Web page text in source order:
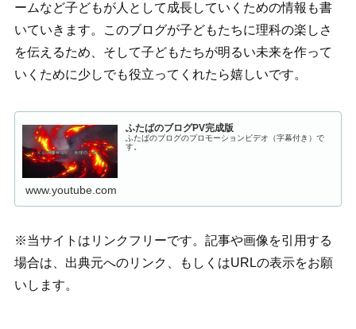
ームなど子どもが人として成長していくための情報も書
いていきます。このブログが子どもたちに理科の楽しさ
を伝えるため、そして子どもたちが明るい未来を作って
いくために少しでも役立ってくれたら嬉しいです。
ふたばのブログPV完成版
ふたばのブログのプロモーションビデオ（字幕付き）で
す。
www.youtube.com
※当サイトはリンクフリーです。記事や画像を引用する
場合は、出典元へのリンク、もしくはURLの表示をお願
いします。